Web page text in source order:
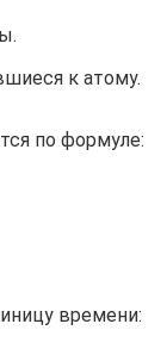
к атому.
по формуле:
времени: